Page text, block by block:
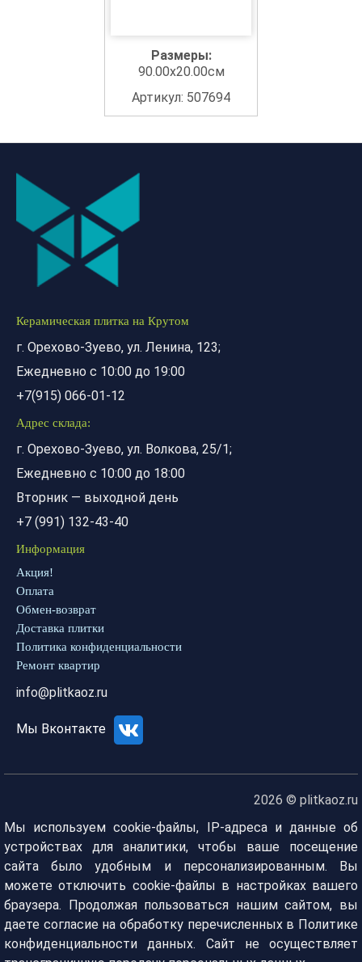
Размеры:
90.00x20.00см
Артикул: 507694
Керамическая плитка на Крутом
г. Орехово-Зуево, ул. Ленина, 123;
Ежедневно с 10:00 до 19:00
+7(915) 066-01-12
Адрес склада:
г. Орехово-Зуево, ул. Волкова, 25/1;
Ежедневно с 10:00 до 18:00
Вторник — выходной день
+7 (991) 132-43-40
Информация
Акция!
Оплата
Обмен-возврат
Доставка плитки
Политика конфиденциальности
Ремонт квартир
info@plitkaoz.ru
Мы Вконтакте
2026 © plitkaoz.ru
Мы используем cookie-файлы, IP-адреса и данные об
устройствах для аналитики, чтобы ваше посещение
сайта было удобным и персонализированным. Вы
можете отключить cookie-файлы в настройках вашего
браузера. Продолжая пользоваться нашим сайтом, вы
даете согласие на обработку перечисленных в Политике
конфиденциальности данных. Сайт не осуществляет